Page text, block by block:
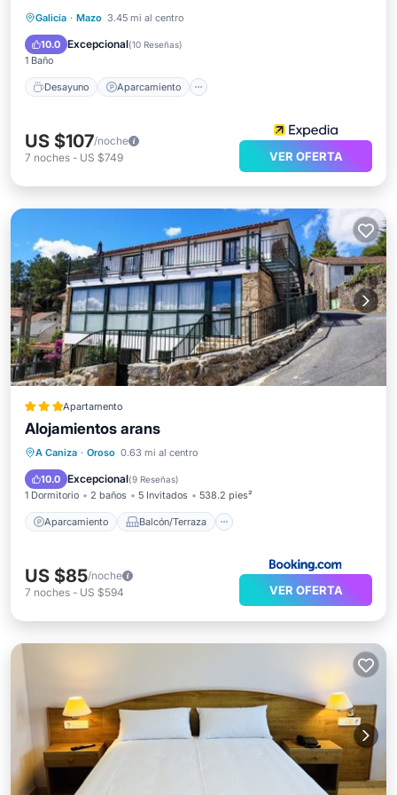
Galicia · Mazo 3.45 mi al centro
10.0 Excepcional(10 Reseñas)
1 Baño
Desayuno Aparcamiento
Desayuno
Aparcamiento
Vista al mar
US $107/noche
7 noches - US $749 VER OFERTA
Apartamento
Alojamientos arans
A Caniza · Oroso 0.63 mi al centro
10.0 Excepcional(9 Reseñas)
1 Dormitorio 2 baños 5 Invitados 538.2 pies²
Aparcamiento Balcón/Terraza
Aparcamiento
Balcón/Terraza
Aire acondicionado
US $85/noche
7 noches - US $594 VER OFERTA